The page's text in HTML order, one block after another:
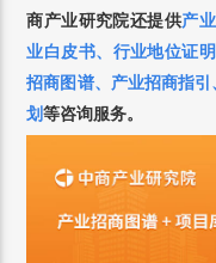
商产业研究院还提供产
业白皮书、 行业地位证明
招商图谱、 产业招商指引
划等咨询服务。